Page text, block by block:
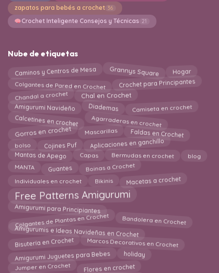
zapatos para bebés a crochet 36
Crochet Inteligente Consejos y Técnicas 21
Nube de etiquetas
Caminos y Centros de Mesa Grannys Square Hogar
Colgantes de Pared en Crochet Crochet para Principantes
Chandal a crochet Chal en Crochet
Amigurumi Navideño Diademas Camiseta en crochet
Calcetines en crochet Agarraderas en crochet
Gorros en crochet Mascarillas Faldas en Crochet
bolso Cojines Puf Aplicaciones en ganchillo
Mantas de Apego Capas Bermudas en crochet blog
MANTA Guantes Boinas a Crochet
Individuales en crochet Bikinis Macetas a crochet
Free Patterns Amigurumi
Amigurumi para Principiantes
Colgantes de Plantas en Crochet Bandolera en Crochet
Amigurumis e Ideas Navideñas en Crochet
Bisutería en Crochet Marcos Decorativos en Crochet
Amigurumi Juguetes para Bebes holiday
Jumper en Crochet Flores en crochet